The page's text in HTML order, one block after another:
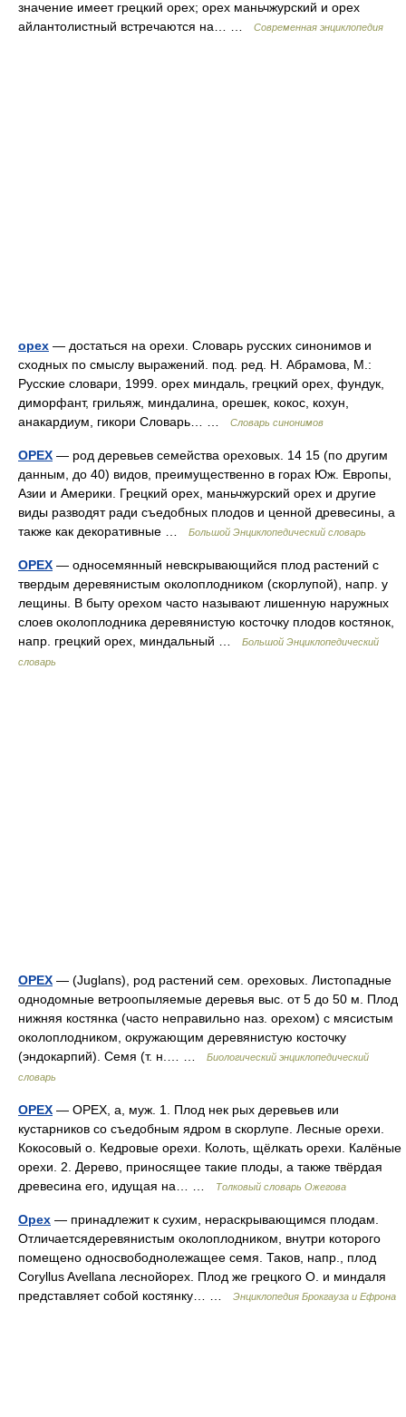
значение имеет грецкий орех; орех маньчжурский и орех
айлантолистный встречаются на… …
Современная энциклопедия
орех — достаться на орехи. Словарь русских синонимов и
сходных по смыслу выражений. под. ред. Н. Абрамова, М.:
Русские словари, 1999. орех миндаль, грецкий орех, фундук,
диморфант, грильяж, миндалина, орешек, кокос, кохун,
анакардиум, гикори Словарь… …
Словарь синонимов
ОРЕХ — род деревьев семейства ореховых. 14 15 (по другим
данным, до 40) видов, преимущественно в горах Юж. Европы,
Азии и Америки. Грецкий орех, маньчжурский орех и другие
виды разводят ради съедобных плодов и ценной древесины, а
также как декоративные …
Большой Энциклопедический словарь
ОРЕХ — односемянный невскрывающийся плод растений с
твердым деревянистым околоплодником (скорлупой), напр. у
лещины. В быту орехом часто называют лишенную наружных
слоев околоплодника деревянистую косточку плодов костянок,
напр. грецкий орех, миндальный …
Большой Энциклопедический
словарь
ОРЕХ — (Juglans), род растений сем. ореховых. Листопадные
однодомные ветроопыляемые деревья выс. от 5 до 50 м. Плод
нижняя костянка (часто неправильно наз. орехом) с мясистым
околоплодником, окружающим деревянистую косточку
(эндокарпий). Семя (т. н.… …
Биологический энциклопедический
словарь
ОРЕХ — ОРЕХ, а, муж. 1. Плод нек рых деревьев или
кустарников со съедобным ядром в скорлупе. Лесные орехи.
Кокосовый о. Кедровые орехи. Колоть, щёлкать орехи. Калёные
орехи. 2. Дерево, приносящее такие плоды, а также твёрдая
древесина его, идущая на… …
Толковый словарь Ожегова
Орех — принадлежит к сухим, нераскрывающимся плодам.
Отличаетсядеревянистым околоплодником, внутри которого
помещено односвободнолежащее семя. Таков, напр., плод
Coryllus Avellana леснойорех. Плод же грецкого О. и миндаля
представляет собой костянку… …
Энциклопедия Брокгауза и Ефрона